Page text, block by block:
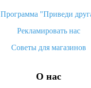
Программа "Приведи
Рекламировать нас
Советы для магазинов
О нас